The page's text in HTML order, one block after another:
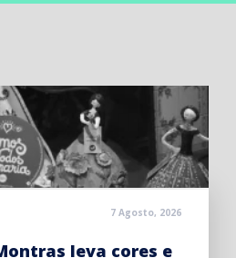
7 Agosto, 2026
leva cores e